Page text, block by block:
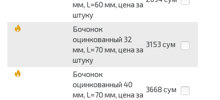
мм, L=60 мм, цена за
штуку
Бочонок
оцинкованный 32
мм, L=70 мм, цена за
штуку
3153 сум
Бочонок
оцинкованный 40
мм, L=70 мм, цена за
3668 сум